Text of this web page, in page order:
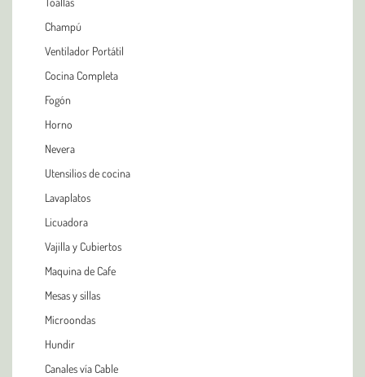
Champú
Ventilador Portátil
Cocina Completa
Fogón
Horno
Nevera
Utensilios de cocina
Lavaplatos
Licuadora
Vajilla y Cubiertos
Maquina de Cafe
Mesas y sillas
Microondas
Hundir
Canales vía Cable